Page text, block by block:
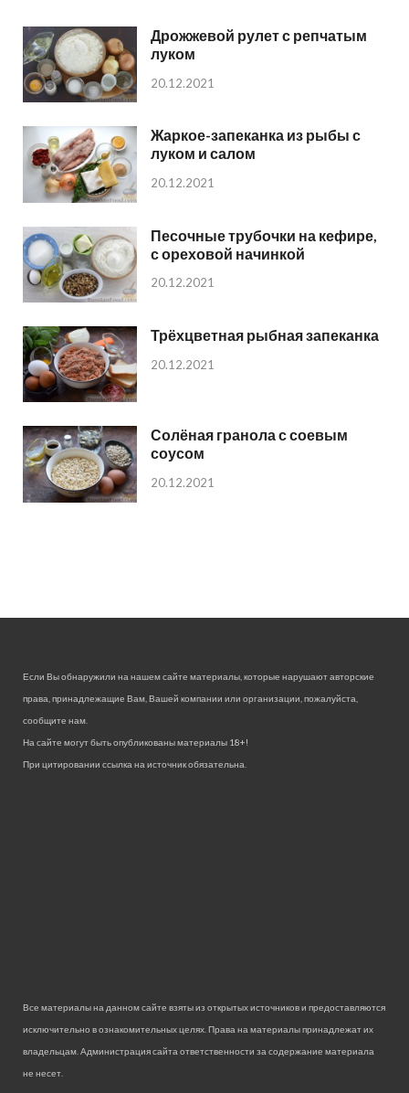
Дрожжевой рулет с репчатым
луком
20.12.2021
Жаркое-запеканка из рыбы с
луком и салом
20.12.2021
Песочные трубочки на кефире,
с ореховой начинкой
20.12.2021
Трёхцветная рыбная запеканка
20.12.2021
Солёная гранола с соевым
соусом
20.12.2021
Если Вы обнаружили на нашем сайте материалы, которые нарушают авторские
права, принадлежащие Вам, Вашей компании или организации, пожалуйста,
сообщите нам.
На сайте могут быть опубликованы материалы 18+!
При цитировании ссылка на источник обязательна.
Все материалы на данном сайте взяты из открытых источников и предоставляются
исключительно в ознакомительных целях. Права на материалы принадлежат их
владельцам. Администрация сайта ответственности за содержание материала
не несет.